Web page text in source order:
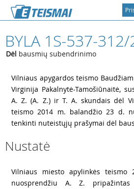
BYLA 1S-537-
Dėl bausmių subendrinimo
Vilniaus apygardos teismo
Virginija Pakalnytė-Tamošiūnaitė,
A. Z. (A. Z.) ir T. A. skundais dėl
teismo 2014 m. balandžio 23 d.
tenkinti nuteistųjų prašymai dėl
Nustatė
Vilniaus miesto apylinkės
nuosprendžiu A. Z.